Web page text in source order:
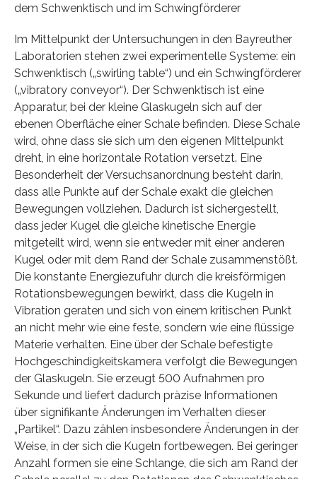
dem Schwenktisch und im Schwingförderer
Im Mittelpunkt der Untersuchungen in den Bayreuther
Laboratorien stehen zwei experimentelle Systeme: ein
Schwenktisch („swirling table“) und ein Schwingförderer
(„vibratory conveyor“). Der Schwenktisch ist eine
Apparatur, bei der kleine Glaskugeln sich auf der
ebenen Oberfläche einer Schale befinden. Diese Schale
wird, ohne dass sie sich um den eigenen Mittelpunkt
dreht, in eine horizontale Rotation versetzt. Eine
Besonderheit der Versuchsanordnung besteht darin,
dass alle Punkte auf der Schale exakt die gleichen
Bewegungen vollziehen. Dadurch ist sichergestellt,
dass jeder Kugel die gleiche kinetische Energie
mitgeteilt wird, wenn sie entweder mit einer anderen
Kugel oder mit dem Rand der Schale zusammenstößt.
Die konstante Energiezufuhr durch die kreisförmigen
Rotationsbewegungen bewirkt, dass die Kugeln in
Vibration geraten und sich von einem kritischen Punkt
an nicht mehr wie eine feste, sondern wie eine flüssige
Materie verhalten. Eine über der Schale befestigte
Hochgeschindigkeitskamera verfolgt die Bewegungen
der Glaskugeln. Sie erzeugt 500 Aufnahmen pro
Sekunde und liefert dadurch präzise Informationen
über signifikante Änderungen im Verhalten dieser
„Partikel“. Dazu zählen insbesondere Änderungen in der
Weise, in der sich die Kugeln fortbewegen. Bei geringer
Anzahl formen sie eine Schlange, die sich am Rand der